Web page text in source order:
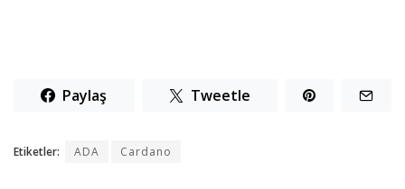
Paylaş Tweetle
Etiketler: ADA Cardano